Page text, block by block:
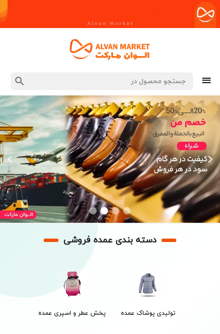
دسته بندی عمده فروشی
تولیدی پوشاک عمده پخش عطر و اسپری عمده